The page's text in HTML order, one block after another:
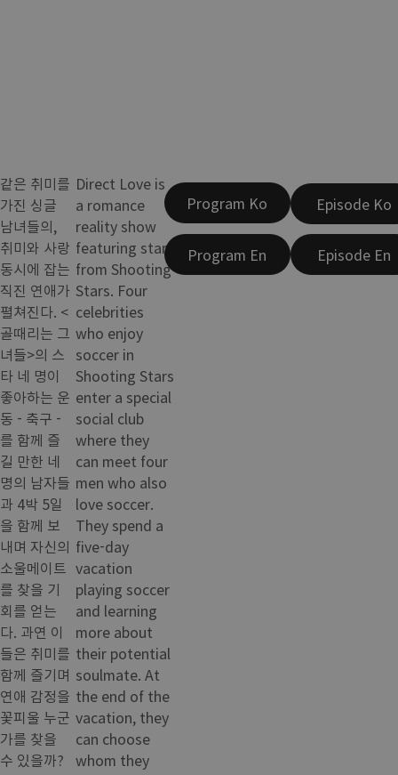
같은 취미를
가진 싱글
남녀들의,
취미와 사랑
동시에 잡는
직진 연애가
펼쳐진다. <
골때리는 그
녀들>의 스
타 네 명이
좋아하는 운
동 - 축구 -
를 함께 즐
길 만한 네
명의 남자들
과 4박 5일
을 함께 보
내며 자신의
소울메이트
를 찾을 기
회를 얻는
다. 과연 이
들은 취미를
함께 즐기며
연애 감정을
꽃피울 누군
가를 찾을
수 있을까?
Direct Love is
a romance
reality show
featuring stars
from Shooting
Stars. Four
celebrities
who enjoy
soccer in
Shooting Stars
enter a special
social club
where they
can meet four
men who also
love soccer.
They spend a
five-day
vacation
playing soccer
and learning
more about
their potential
soulmate. At
the end of the
vacation, they
can choose
whom they
Program Ko
Program En
Episode Ko
Episode En